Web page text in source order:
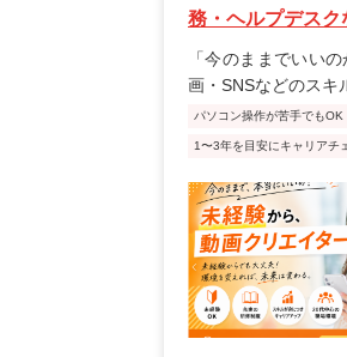
務・ヘルプデスク
「今のままでいい
画・SNSなどのスキ
パソコン操作が苦手でもOK
1〜3年を目安にキャリアチ